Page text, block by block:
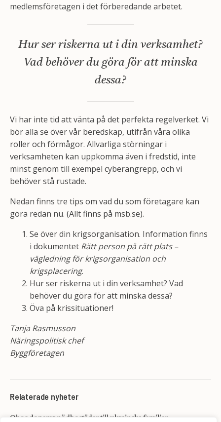
medlemsföretagen i det förberedande arbetet.
Hur ser riskerna ut i din verksamhet?
Vad behöver du göra för att minska
dessa?
Vi har inte tid att vänta på det perfekta regelverket. Vi
bör alla se över vår beredskap, utifrån våra olika
roller och förmågor. Allvarliga störningar i
verksamheten kan uppkomma även i fredstid, inte
minst genom till exempel cyberangrepp, och vi
behöver stå rustade.
Nedan finns tre tips om vad du som företagare kan
göra redan nu. (Allt finns på msb.se).
Se över din krigsorganisation. Information finns
i dokumentet Rätt person på rätt plats –
vägledning för krigsorganisation och
krigsplacering.
Hur ser riskerna ut i din verksamhet? Vad
behöver du göra för att minska dessa?
Öva på krissituationer!
Tanja Rasmusson
Näringspolitisk chef
Byggföretagen
Relaterade nyheter
Obos donerar nödbostäder till ukrainska familjer